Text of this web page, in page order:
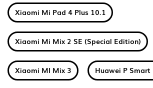
Xiaomi Mi Pad 4 Plus 10.1
Xiaomi Mi Mix 2 SE (Special Edition)
Xiaomi MI Mix 3 Huawei P Smart